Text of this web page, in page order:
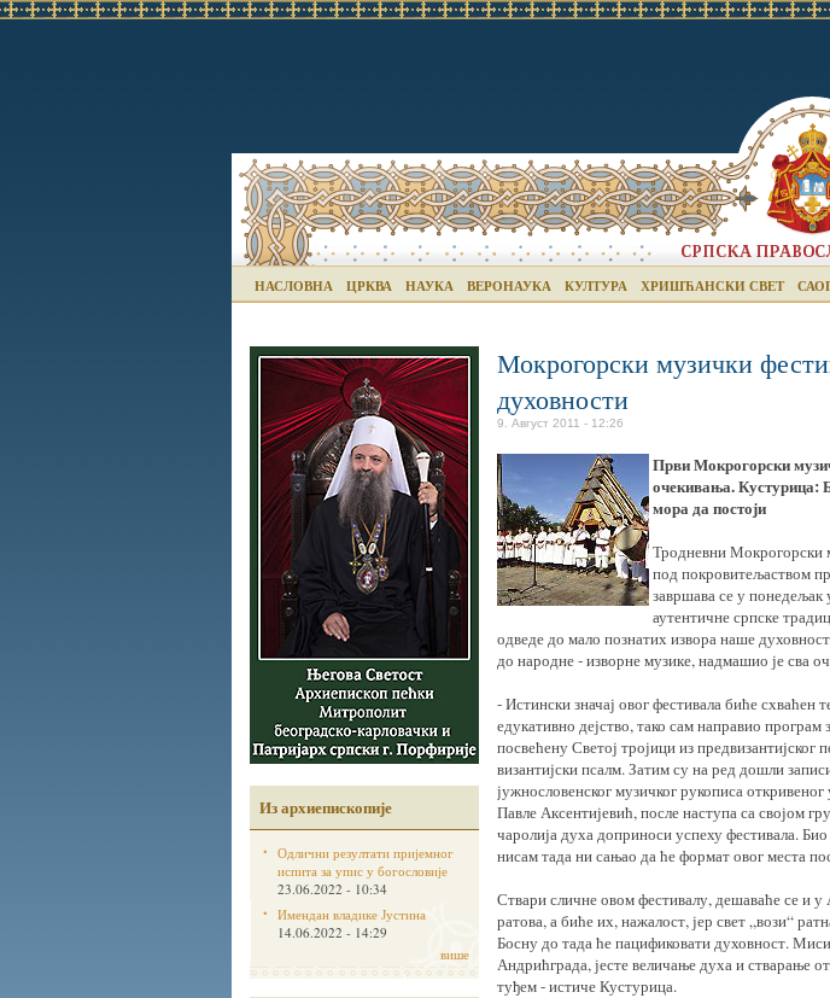
НАСЛОВНА ЦРКВА НАУКА ВЕРОНАУКА КУЛТУРА ХРИШЋАНСКИ СВЕТ
Из архиепископије
Одлични резултати пријемног
испита за упис у богословије
23.06.2022 - 10:34
Имендан владике Јустина
14.06.2022 - 14:29
више
Мокрогорски музички
духовности
9. Август 2011 - 12:26
Први Мокрогорски
очекивања. Кустурица:
мора да постоји
Тродневни Мокрогорски
под покровитељаством
завршава се у
аутентичне српске
одведе до мало познатих извора наше
до народне - изворне музике, надмашио је сва
- Истински значај овог фестивала биће схваћен
едукативно дејство, тако сам направио
посвећену Светој тројици из предвизантијског
византијски псалм. Затим су на ред дошли
јужнословенског музичког рукописа
Павле Аксентијевић, после наступа са својом
чаролија духа доприноси успеху фестивала.
нисам тада ни сањао да ће формат овог места
Ствари сличне овом фестивалу, дешаваће се и
ратова, а биће их, нажалост, јер свет „вози“
Босну до тада ће пацификовати духовност.
Андрићграда, јесте величање духа и стварање
туђем - истиче Кустурица.